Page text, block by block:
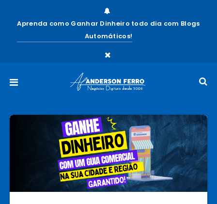
Aprenda como Ganhar Dinheiro todo dia com Blogs
Automáticos!